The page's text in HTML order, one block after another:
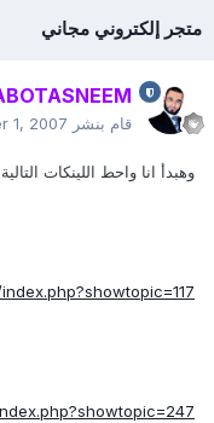
متجر إلكتروني مجاني
قام بنشر 1, 2007
وهبدأ انا واحط اللينكات